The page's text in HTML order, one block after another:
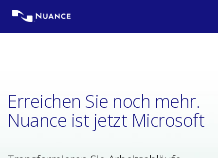
content
Erreichen Sie noch mehr.
Nuance ist jetzt Microsoft